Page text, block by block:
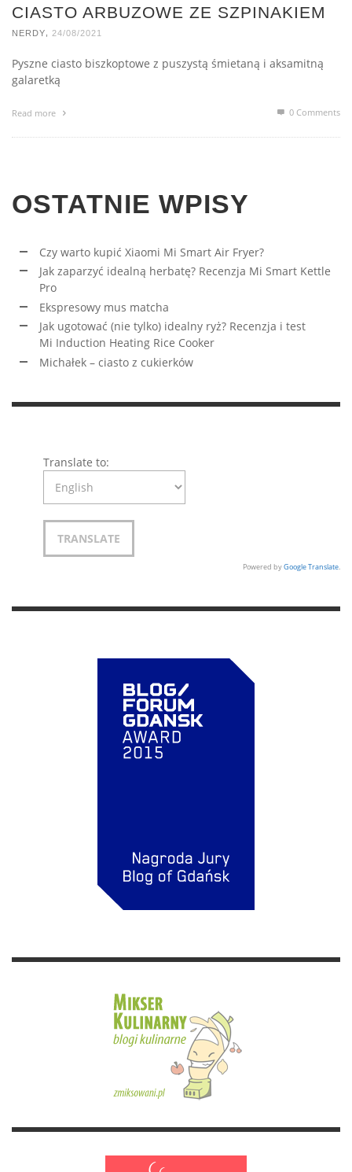
CIASTO ARBUZOWE ZE SZPINAKIEM
NERDY 24/08/2021
Pyszne ciasto biszkoptowe z puszystą śmietaną i aksamitną
galaretką
Read more 0 Comments
OSTATNIE WPISY
Czy warto kupić Xiaomi Mi Smart Air Fryer?
Jak zaparzyć idealną herbatę? Recenzja Mi Smart Kettle
Pro
Ekspresowy mus matcha
Jak ugotować (nie tylko) idealny ryż? Recenzja i test
Mi Induction Heating Rice Cooker
Michałek – ciasto z cukierków
Translate to:
Powered byGoogle Translate.